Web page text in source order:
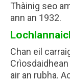
Thàinig seo
ann an 1932.
Chan eil
air an rubha.